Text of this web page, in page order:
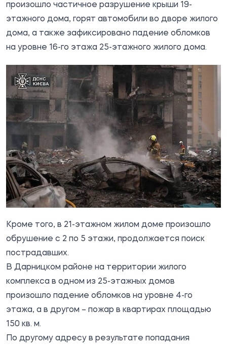
произошло частичное разрушение крыши 19-
этажного дома, горят автомобили во дворе жилого
дома, а также зафиксировано падение обломков
на уровне 16-го этажа 25-этажного жилого дома.
Кроме того, в 21-этажном жилом доме произошло
обрушение с 2 по 5 этажи, продолжается поиск
пострадавших.
В Дарницком районе на территории жилого
комплекса в одном из 25-этажных домов
произошло падение обломков на уровне 4-го
этажа, а в другом – пожар в квартирах площадью
150 кв. м.
По другому адресу в результате попадания